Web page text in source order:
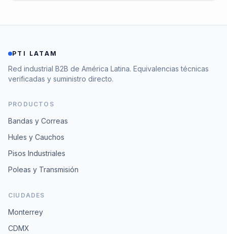
PTI LATAM
Red industrial B2B de América Latina. Equivalencias técnicas
verificadas y suministro directo.
PRODUCTOS
Bandas y Correas
Hules y Cauchos
Pisos Industriales
Poleas y Transmisión
CIUDADES
Monterrey
CDMX